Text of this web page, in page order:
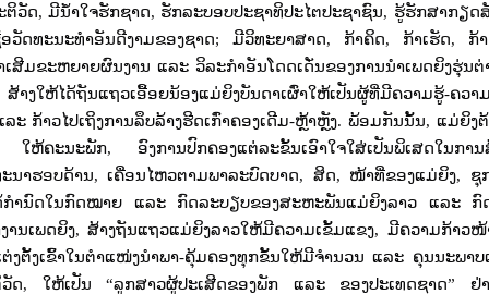
ຕິວັດ,ມີນ້ຳໃຈຮັກຊາດ, ຮັກລະບອບປະຊາທິປະໄຕປະຊາຊົນ, ຮູ້ຮັກສາກຽດ
ດທະນະທຳອັນດີງາມຂອງຊາດ;ມີວິທະຍາສາດ, ກ້າຄິດ, ກ້າເຮັດ, ກ້
ມຂະຫຍາຍຜົນງານ ແລະ ວິລະກໍາອັນໂດດເດັ່ນຂອງການນໍາເພດຍິງຮຸ່ນຕ່
ສ້າງໃຫ້ໄດ້ຖັນແຖວເອື້ອຍນ້ອງແມ່ຍິງບັນດາເຜົ່າໃຫ້ເປັນຜູ້ທີ່ມີຄວາມຮູ້-ຄວາ
ະ ກ້າວໄປເຖິງການລຶບລ້າງຮີດເກົ່າຄອງເດີມ-ຫຼ້າຫຼັງ. ພ້ອມກັນນັ້ນ, ແມ່ຍິງ
ໃຫ້ຄະນະພັກ, ອົງການປົກຄອງແຕ່ລະຂັ້ນເອົາໃຈໃສ່ເປັນພິເສດໃນການ
ນາຮອບດ້ານ,ເຄື່ອນໄຫວຕາມພາລະບົດບາດ, ສິດ, ໜ້າທີ່ຂອງແມ່ຍິງ, ຊຸ
ກໍານົດໃນກົດໝາຍ ແລະ ກົດລະບຽບຂອງສະຫະພັນແມ່ຍິງລາວ ແລະ
ານເພດຍິງ, ສ້າງຖັນແຖວແມ່ຍິງລາວໃຫ້ມີຄວາມເຂັ້ມແຂງ, ມີຄວາມກ້າວໜ້
ຕັ້ງເຂົ້າໃນຕໍາແໜ່ງນໍາພາ-ຄຸ້ມຄອງທຸກຂັ້ນໃຫ້ມີຈໍານວນ ແລະ ຄຸນນະພາບ
ດ, ໃຫ້ເປັນ“ລູກສາວຜູ້ປະເສີດຂອງພັກ ແລະ ຂອງປະເທດຊາດ” ຢ່